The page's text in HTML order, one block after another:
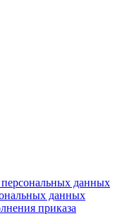
данных
данных
приказа